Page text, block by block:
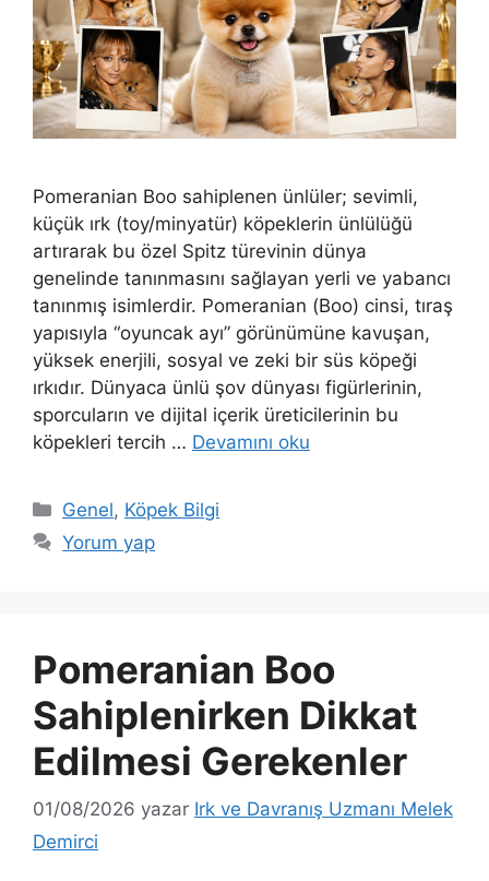
Pomeranian Boo sahiplenen ünlüler; sevimli,
küçük ırk (toy/minyatür) köpeklerin ünlülüğü
artırarak bu özel Spitz türevinin dünya
genelinde tanınmasını sağlayan yerli ve yabancı
tanınmış isimlerdir. Pomeranian (Boo) cinsi, tıraş
yapısıyla “oyuncak ayı” görünümüne kavuşan,
yüksek enerjili, sosyal ve zeki bir süs köpeği
ırkıdır. Dünyaca ünlü şov dünyası figürlerinin,
sporcuların ve dijital içerik üreticilerinin bu
köpekleri tercih … Devamını oku
Kategoriler
Genel, Köpek Bilgi
Yorum yap
Pomeranian Boo
Sahiplenirken Dikkat
Edilmesi Gerekenler
01/08/2026 yazar Irk ve Davranış Uzmanı Melek
Demirci